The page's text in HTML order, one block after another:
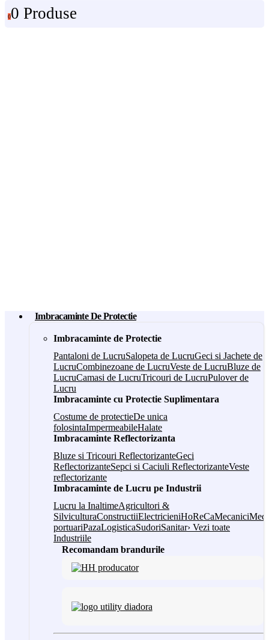
00 Produse
Imbracaminte De Protectie
Imbracaminte de Protectie
Pantaloni de LucruSalopeta de LucruGeci si Jachete de
LucruCombinezoane de LucruVeste de LucruBluze de
LucruCamasi de LucruTricouri de LucruPulover de
Lucru
Imbracaminte cu Protectie Suplimentara
Costume de protectieDe unica
folosintaImpermeabileHalate
Imbracaminte Reflectorizanta
Bluze si Tricouri ReflectorizanteGeci
ReflectorizanteSepci si Caciuli ReflectorizanteVeste
reflectorizante
Imbracaminte de Lucru pe Industrii
Lucru la InaltimeAgricultori &
SilviculturaConstructiiElectricieniHoReCaMecanici
portuariPazaLogisticaSudoriSanitar› Vezi toate
Industriile
Recomandam brandurile